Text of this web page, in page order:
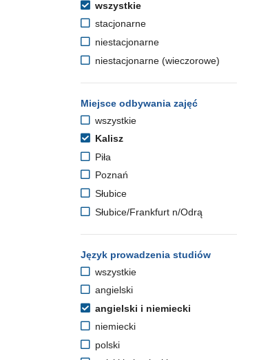
wszystkie
stacjonarne
niestacjonarne
niestacjonarne (wieczorowe)
Miejsce odbywania zajęć
wszystkie
Kalisz
Piła
Poznań
Słubice
Słubice/Frankfurt n/Odrą
Język prowadzenia studiów
wszystkie
angielski
angielski i niemiecki
niemiecki
polski